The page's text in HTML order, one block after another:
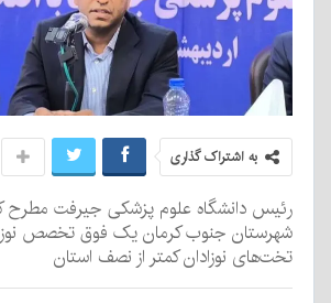
به اشتراک گذاری
رئیس دانشگاه علوم پزشکی جیرفت مطرح
شهرستان جنوب کرمان یک فوق تخصص
تخت‌های نوزادان کمتر از نصف استان